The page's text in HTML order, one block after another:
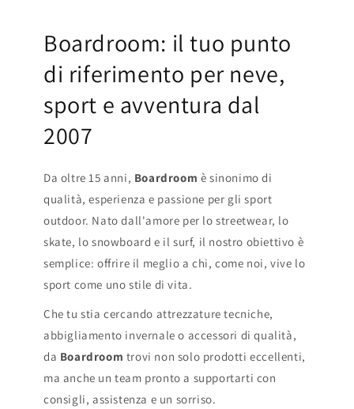
Boardroom: il tuo punto
di riferimento per neve,
sport e avventura dal
2007
Da oltre 15 anni, Boardroom è sinonimo di
qualità, esperienza e passione per gli sport
outdoor. Nato dall'amore per lo streetwear, lo
skate, lo snowboard e il surf, il nostro obiettivo è
semplice: offrire il meglio a chi, come noi, vive lo
sport come uno stile di vita.
Che tu stia cercando attrezzature tecniche,
abbigliamento invernale o accessori di qualità,
da Boardroom trovi non solo prodotti eccellenti,
ma anche un team pronto a supportarti con
consigli, assistenza e un sorriso.